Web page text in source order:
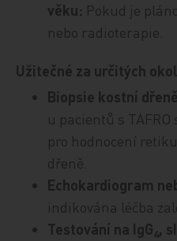
věku: Pokud je
nebo radioterapie.
Užitečné za určitých
Biopsie kostní
u pacientů s
pro hodnocení
dřeně.
Echokardiogram
indikována léčba
Testování na IgG4,